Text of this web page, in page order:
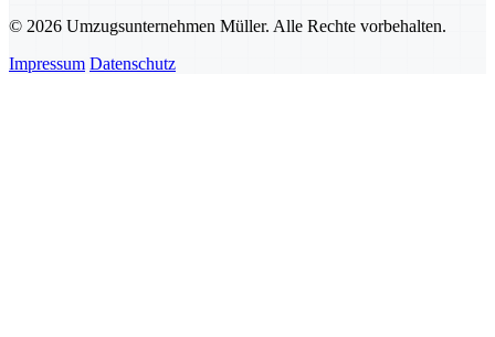
© 2026 Umzugsunternehmen Müller. Alle Rechte vorbehalten.
Impressum Datenschutz